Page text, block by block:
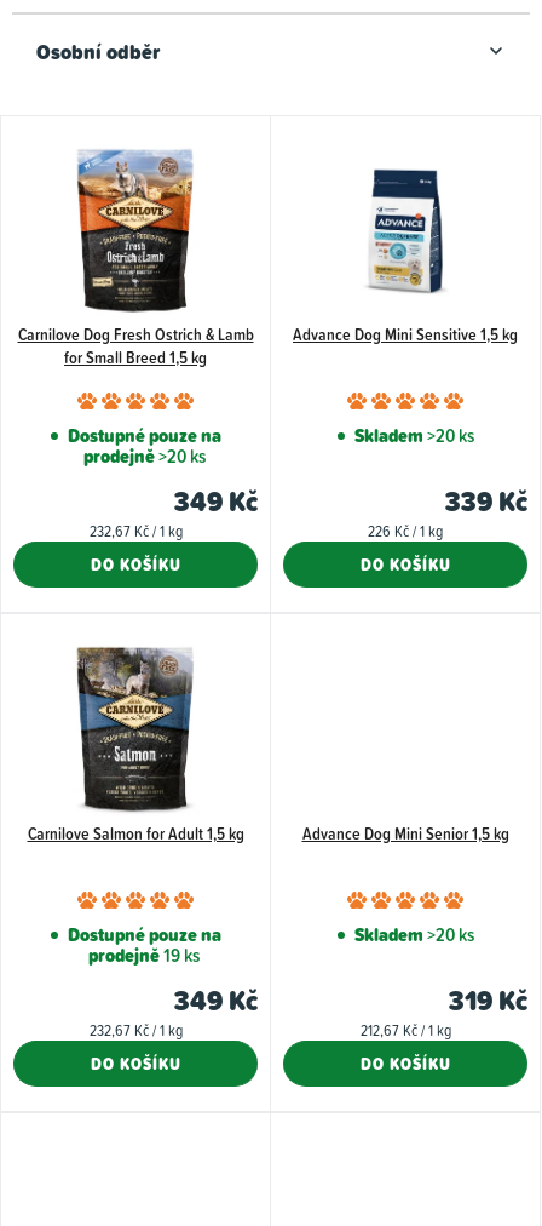
Osobní odběr
r
ů
Carnilove Dog Fresh Ostrich & Lamb
for Small Breed 1,5 kg
Průměrné
hodnocení
produktu
je
5,0
z
Dostupné pouze na
prodejně>20 ks
349 Kč
Měrná
232,67 Kč / 1 kg
DO KOŠÍKU
Advance Dog Mini Sensitive 1,5 kg
je
5,0
z
Skladem>20 ks
339 Kč
Měrná
226 Kč / 1 kg
DO KOŠÍKU
Carnilove Salmon for Adult 1,5 kg
Průměrné
hodnocení
produktu
je
5,0
z
Dostupné pouze na
prodejně19 ks
349 Kč
Měrná
232,67 Kč / 1 kg
DO KOŠÍKU
Advance Dog Mini Senior 1,5 kg
je
5,0
z
Skladem>20 ks
319 Kč
Měrná
212,67 Kč / 1 kg
DO KOŠÍKU